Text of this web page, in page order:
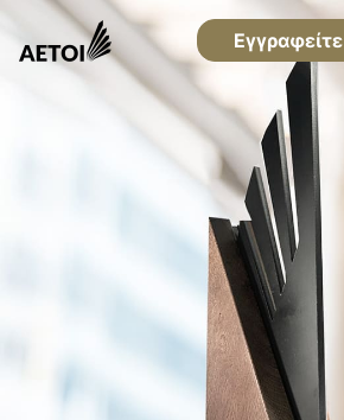
Εγγραφείτε